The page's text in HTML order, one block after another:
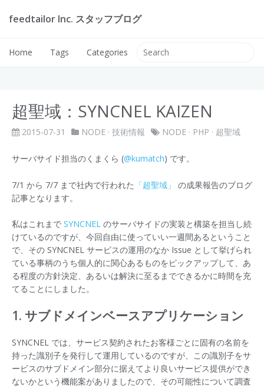
feedtailor Inc. スタッフブログ
Home Tags Categories
超聖域：SYNCNEL KAIZEN
2015-07-31 NODE · 技術情報 NODE · PHP · 超聖域
サーバサイド担当のくまくら (@kumatch) です。
7/1 から 7/7 まで社内で行われた 「超聖域」
の成果報告のブログ
記事となります。
私はこれまで SYNCNEL のサーバサイドの実装と構築を担当し続
けているのですが、今回自由に使っていい一週間あるということ
で、その SYNCNEL サービスの運用のなか Issue として挙げられ
ている事柄のうち個人的に関心あるものをピックアップして、あ
る程度の方針決定、あるいは解決に至るまでできるかに時間を充
てることにしました。
1. サブドメインベースアプリケーション
SYNCNEL では、サービス契約されたお客様ごとに固有の名前を
持った識別子を発行して運用しているのですが、この識別子をサ
ービスのサブドメイン部分に据えてより良いサービス提供ができ
ないかという機能案がありましたので、その可能性について調査